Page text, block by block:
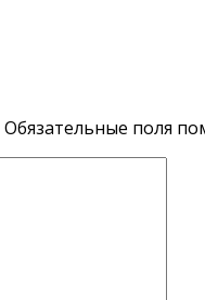
Обязательные поля